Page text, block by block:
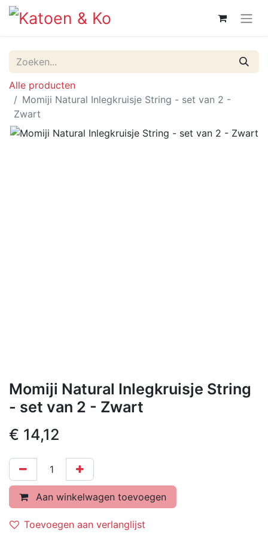
Alle producten
Momiji Natural Inlegkruisje String - set van 2 -
Zwart
Momiji Natural Inlegkruisje String
- set van 2 - Zwart
€ 14,12
Aan winkelwagen toevoegen
Toevoegen aan verlanglijst